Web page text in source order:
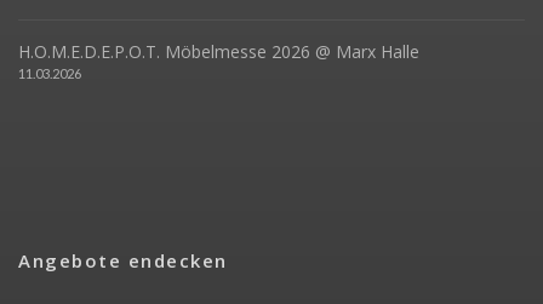
H.O.M.E.D.E.P.O.T. Möbelmesse 2026 @ Marx Halle
11.03.2026
Angebote endecken